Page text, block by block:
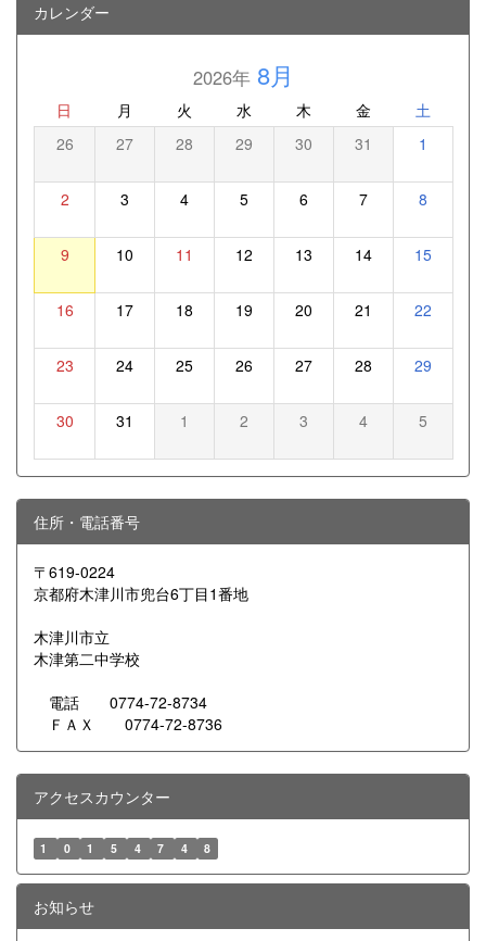
カレンダー
2026年8月
日 月 火 水 木 金 土
26 27 28 29 30 31 1
2 3 4 5 6 7 8
9 10 11 12 13 14 15
16 17 18 19 20 21 22
23 24 25 26 27 28 29
30 31 1 2 3 4 5
住所・電話番号
〒619-0224
京都府木津川市兜台6丁目1番地
木津川市立
木津第二中学校
電話 0774-72-8734
ＦＡＸ 0774-72-8736
アクセスカウンター
1 0 1 5 4 7 4 8
お知らせ